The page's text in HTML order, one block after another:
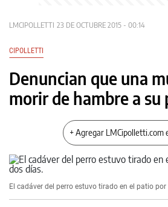
LMCIPOLLETTI 23 DE OCTUBRE 2015 - 00:14
CIPOLLETTI
Denuncian que una
morir de hambre a su
+ Agregar LMCipolletti.com
El cadáver del perro estuvo tirado en el patio